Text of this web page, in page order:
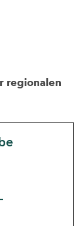
regionalen